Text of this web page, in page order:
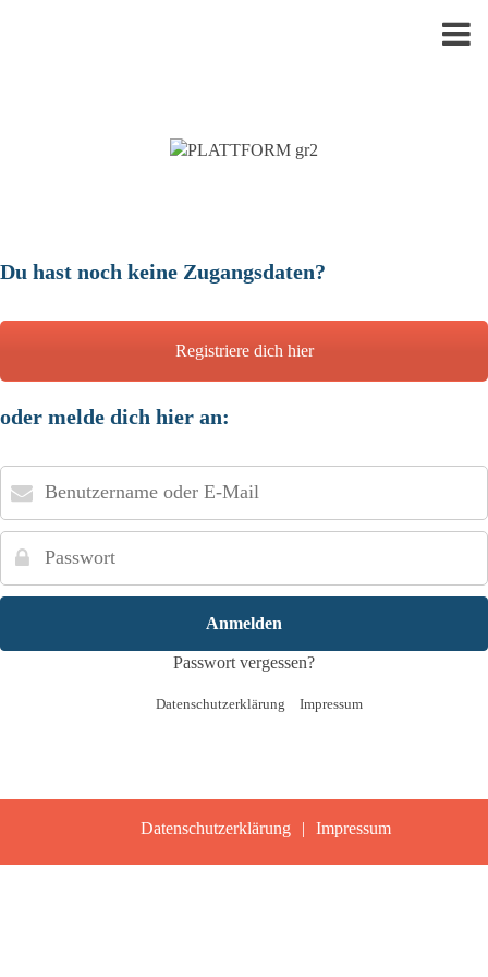
Du hast noch keine Zugangsdaten?
Registriere dich hier
oder melde dich hier an:
oder
E-
Mail
Passwort vergessen?
Datenschutzerklärung Impressum
Datenschutzerklärung Impressum